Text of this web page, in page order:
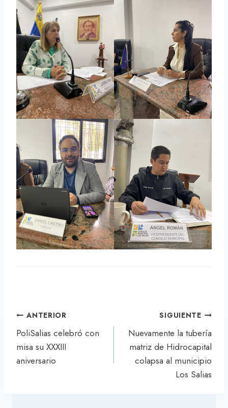
Navegación
de
entradas
ANTERIOR
PoliSalias celebró con
misa su XXXIII
aniversario
SIGUIENTE
Nuevamente la tubería
matriz de Hidrocapital
colapsa al municipio
Los Salias